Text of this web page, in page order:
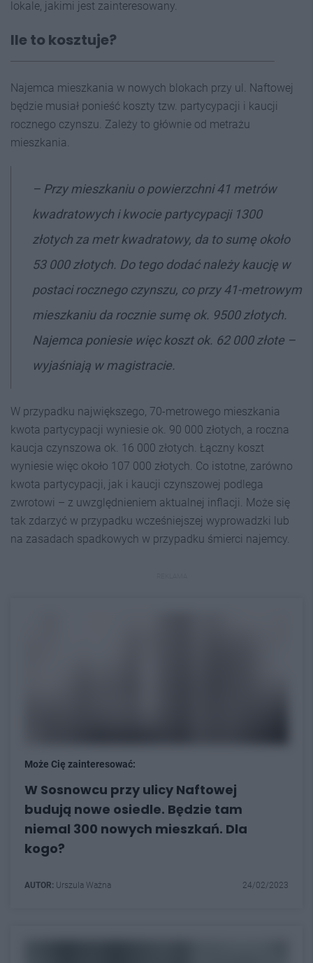
lokale, jakimi jest zainteresowany.
Ile to kosztuje?
Najemca mieszkania w nowych blokach przy ul. Naftowej
będzie musiał ponieść koszty tzw. partycypacji i kaucji
rocznego czynszu. Zależy to głównie od metrażu
mieszkania.
– Przy mieszkaniu o powierzchni 41 metrów
kwadratowych i kwocie partycypacji 1300
złotych za metr kwadratowy, da to sumę około
53 000 złotych. Do tego dodać należy kaucję w
postaci rocznego czynszu, co przy 41-metrowym
mieszkaniu da rocznie sumę ok. 9500 złotych.
Najemca poniesie więc koszt ok. 62 000 złote –
wyjaśniają w magistracie.
W przypadku największego, 70-metrowego mieszkania
kwota partycypacji wyniesie ok. 90 000 złotych, a roczna
kaucja czynszowa ok. 16 000 złotych. Łączny koszt
wyniesie więc około 107 000 złotych. Co istotne, zarówno
kwota partycypacji, jak i kaucji czynszowej podlega
zwrotowi – z uwzględnieniem aktualnej inflacji. Może się
tak zdarzyć w przypadku wcześniejszej wyprowadzki lub
na zasadach spadkowych w przypadku śmierci najemcy.
Może Cię zainteresować:
W Sosnowcu przy ulicy Naftowej
budują nowe osiedle. Będzie tam
niemal 300 nowych mieszkań. Dla
kogo?
AUTOR: Urszula Ważna 24/02/2023